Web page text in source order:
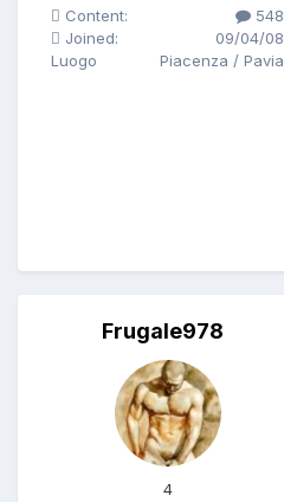
Content:
548
Joined:
09/04/08
Luogo
Piacenza / Pavia
Frugale978
4